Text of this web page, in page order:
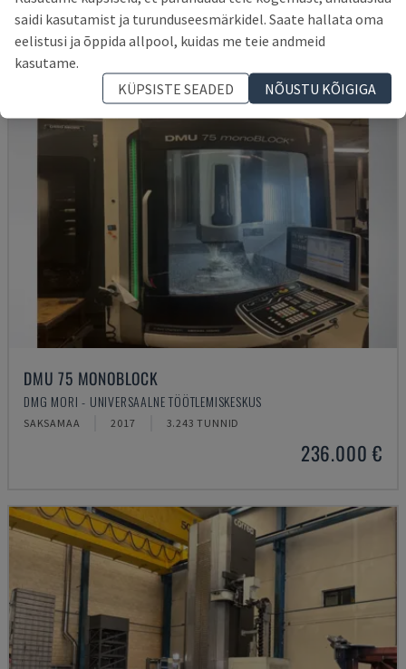
DMU 75 MONOBLOCK
DMG MORI - UNIVERSAALNE TÖÖTLEMISKESKUS
SAKSAMAA 2017 3.243 TUNNID
236.000 €
saidi kasutamist ja turunduseesmärkidel. Saate hallata oma
eelistusi ja õppida allpool, kuidas me teie andmeid
kasutame.
KÜPSISTE SEADED
NÕUSTU KÕIGIGA